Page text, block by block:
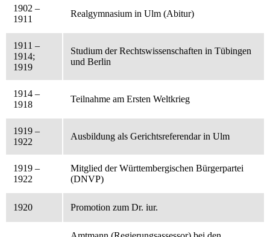
1902 –
1911
Realgymnasium in Ulm (Abitur)
1911 –
1914;
1919
Studium der Rechtswissenschaften in Tübingen
und Berlin
1914 –
1918
Teilnahme am Ersten Weltkrieg
1919 –
1922
Ausbildung als Gerichtsreferendar in Ulm
1919 –
1922
Mitglied der Württembergischen Bürgerpartei
(DNVP)
1920 Promotion zum Dr. iur.